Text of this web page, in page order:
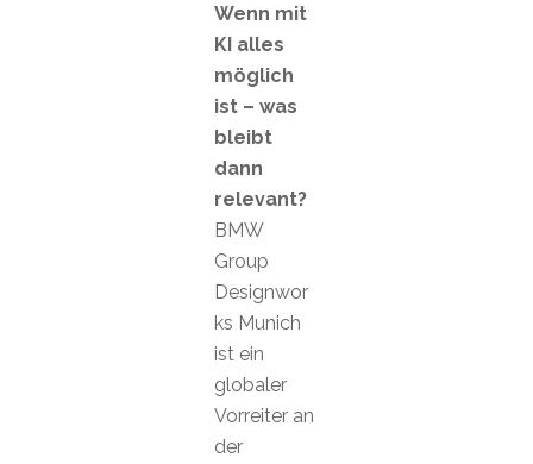
Wenn mit
KI alles
möglich
ist – was
bleibt
dann
relevant?
BMW
Group
Designwor
ks Munich
ist ein
globaler
Vorreiter an
der